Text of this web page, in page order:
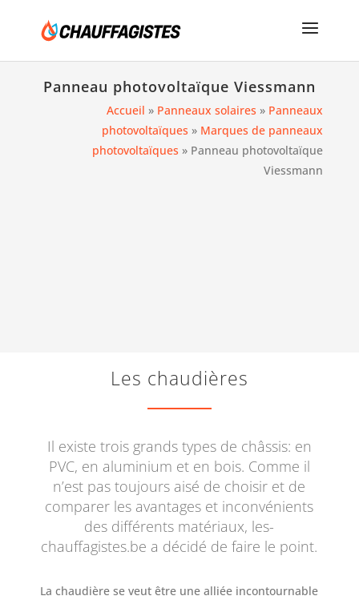
Panneau photovoltaïque Viessmann
Accueil » Panneaux solaires » Panneaux
photovoltaïques » Marques de panneaux
photovoltaïques » Panneau photovoltaïque
Viessmann
Les chaudières
Il existe trois grands types de châssis: en
PVC, en aluminium et en bois. Comme il
n’est pas toujours aisé de choisir et de
comparer les avantages et inconvénients
des différents matériaux, les-
chauffagistes.be a décidé de faire le point.
La chaudière se veut être une alliée incontournable